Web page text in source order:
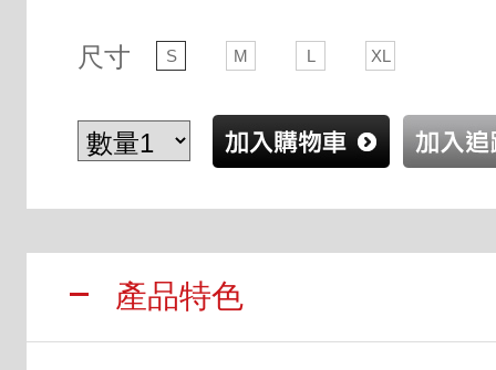
尺寸 S M L XL
產品特色